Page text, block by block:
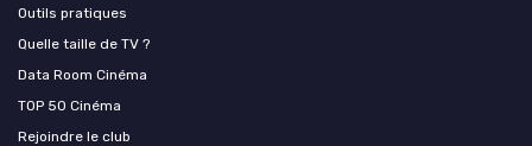
Outils pratiques
Quelle taille de TV ?
Data Room Cinéma
TOP 50 Cinéma
Rejoindre le club